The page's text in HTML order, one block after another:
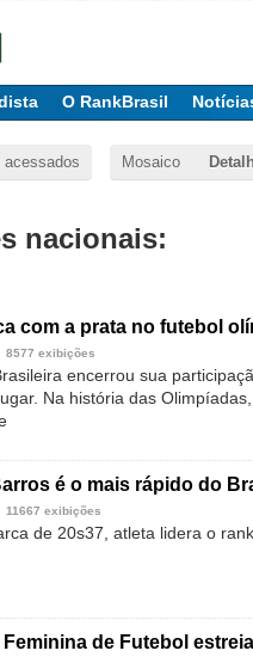
O RankBrasil
acessados Mosaico
nacionais:
com a prata no futebol
8577 exibições
encerrou sua
Na história das
é o mais rápido do
11667 exibições
de 20s37, atleta lidera o
de Futebol